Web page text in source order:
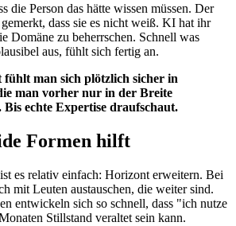
die Person das hätte wissen müssen. Der
dass sie es nicht weiß. KI hat ihr
Domäne zu beherrschen. Schnell was
aus, fühlt sich fertig an.
man sich plötzlich sicher in
man vorher nur in der Breite
Bis echte Expertise draufschaut.
Formen hilft
es relativ einfach: Horizont erweitern. Bei
mit Leuten austauschen, die weiter sind.
entwickeln sich so schnell, dass "ich nutze
Stillstand veraltet sein kann.